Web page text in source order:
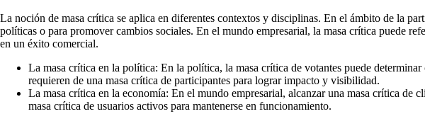
La noción de masa crítica se aplica en diferentes contextos y disciplinas. En el ámbito de la
políticas o para promover cambios sociales. En el mundo empresarial, la masa crítica puede
en un éxito comercial.
La masa crítica en la política: En la política, la masa crítica de votantes puede
requieren de una masa crítica de participantes para lograr impacto y visibilidad.
La masa crítica en la economía: En el mundo empresarial, alcanzar una masa crítica de
masa crítica de usuarios activos para mantenerse en funcionamiento.